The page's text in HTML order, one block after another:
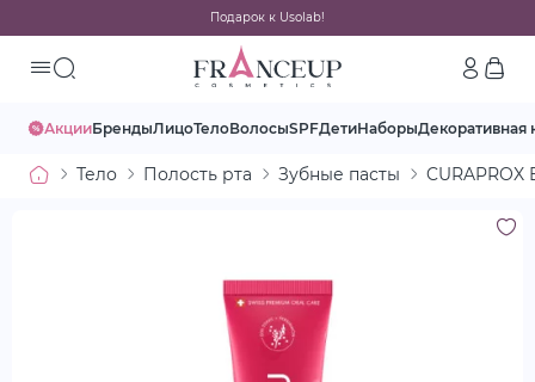
Подарок к Usolab!
АкцииБрендыЛицоТелоВолосыSPFДетиНаборыДекоративная
Тело Полость рта Зубные пасты